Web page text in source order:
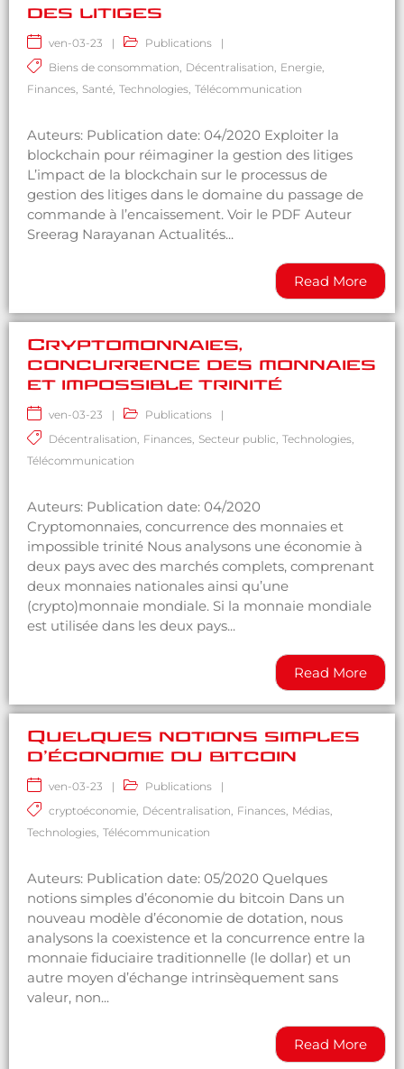
des litiges
ven-03-23 | Publications
|
Biens de consommation Décentralisation Energie
Finances Santé Technologies Télécommunication
Auteurs: Publication date: 04/2020 Exploiter la
blockchain pour réimaginer la gestion des litiges
L’impact de la blockchain sur le processus de
gestion des litiges dans le domaine du passage de
commande à l’encaissement. Voir le PDF Auteur
Sreerag Narayanan Actualités...
Read More
Cryptomonnaies,
concurrence des monnaies
et impossible trinité
ven-03-23 | Publications
|
Décentralisation Finances Secteur public Technologies
Télécommunication
Auteurs: Publication date: 04/2020
Cryptomonnaies, concurrence des monnaies et
impossible trinité Nous analysons une économie à
deux pays avec des marchés complets, comprenant
deux monnaies nationales ainsi qu’une
(crypto)monnaie mondiale. Si la monnaie mondiale
est utilisée dans les deux pays...
Read More
Quelques notions simples
d’économie du bitcoin
ven-03-23 | Publications
|
cryptoéconomie Décentralisation Finances Médias
Technologies Télécommunication
Auteurs: Publication date: 05/2020 Quelques
notions simples d’économie du bitcoin Dans un
nouveau modèle d’économie de dotation, nous
analysons la coexistence et la concurrence entre la
monnaie fiduciaire traditionnelle (le dollar) et un
autre moyen d’échange intrinsèquement sans
valeur, non...
Read More